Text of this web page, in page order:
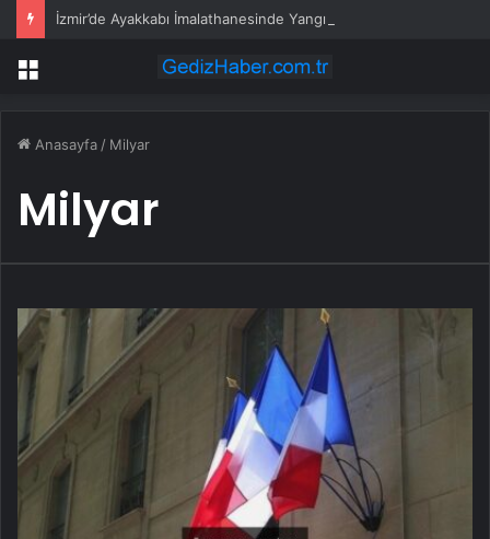
İzmir’de Ayakkabı İmalathanesinde Yangın
Menü
Anasayfa / Milyar
Milyar